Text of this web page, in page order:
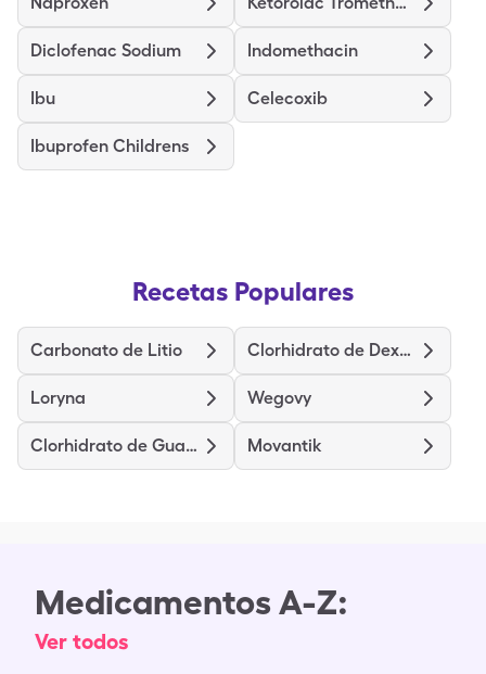
Diclofenac Sodium Indomethacin
Ibu Celecoxib
Ibuprofen Childrens
Recetas Populares
Carbonato de Litio Clorhidrato de Dexmetilfenidato de liberación prolongada
Loryna Wegovy
Clorhidrato de Guanfacina Movantik
Medicamentos A-Z:
Ver todos